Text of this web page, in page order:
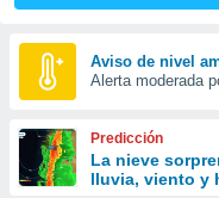
y
forma
digital
basada
Aviso de nivel
Alerta moderada
Predicción
La nieve
lluvia, viento y